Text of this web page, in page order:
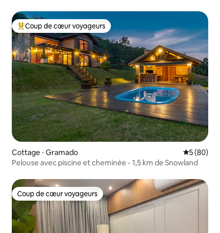
Coups de cœur voyageurs les plus appréciés
Coup de cœur voyageurs
Cottage ⋅ Gramado
5 (80)
Pelouse avec piscine et cheminée - 1,5 km de Snowland
Coup de cœur voyageurs
Coup de cœur voyageurs